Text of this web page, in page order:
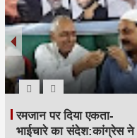
रमजान पर दिया एकता-
भाईचारे का संदेश:कांग्रेस ने